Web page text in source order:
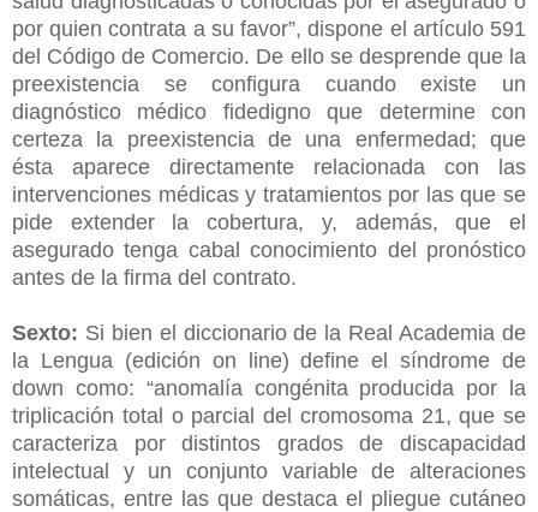
por quien contrata a su favor”, dispone el artículo 591
del Código de Comercio. De ello se desprende que la
preexistencia se configura cuando existe un
diagnóstico médico fidedigno que determine con
certeza la preexistencia de una enfermedad; que
ésta aparece directamente relacionada con las
intervenciones médicas y tratamientos por las que se
pide extender la cobertura, y, además, que el
asegurado tenga cabal conocimiento del pronóstico
antes de la firma del contrato.
Sexto: Si bien el diccionario de la Real Academia de
la Lengua (edición on line) define el síndrome de
down como: “anomalía congénita producida por la
triplicación total o parcial del cromosoma 21, que se
caracteriza por distintos grados de discapacidad
intelectual y un conjunto variable de alteraciones
somáticas, entre las que destaca el pliegue cutáneo